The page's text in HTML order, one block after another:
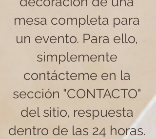
mesa completa para
un evento. Para ello,
simplemente
contácteme en la
sección "CONTACTO"
del sitio, respuesta
dentro de las 24 horas.